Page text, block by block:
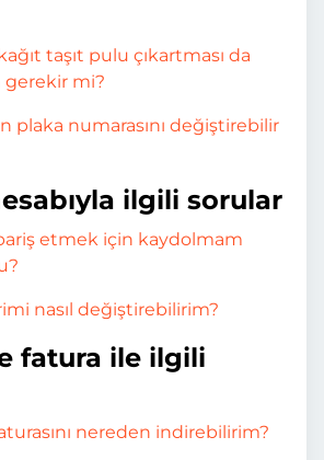
taşıt pulu çıkartması da
gerekir mi?
plaka numarasını değiştirebilir
ilgili sorular
etmek için kaydolmam
nasıl değiştirebilirim?
fatura ile ilgili
nereden indirebilirim?